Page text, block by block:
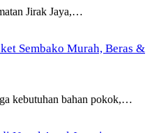
Jirak Jaya,…
Sembako Murah, Beras &
kebutuhan bahan pokok,…